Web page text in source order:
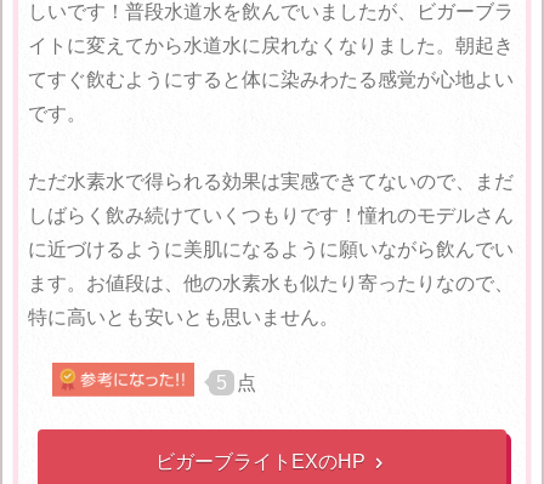
しいです！普段水道水を飲んでいましたが、ビガーブラ
イトに変えてから水道水に戻れなくなりました。朝起き
てすぐ飲むようにすると体に染みわたる感覚が心地よい
です。
ただ水素水で得られる効果は実感できてないので、まだ
しばらく飲み続けていくつもりです！憧れのモデルさん
に近づけるように美肌になるように願いながら飲んでい
ます。お値段は、他の水素水も似たり寄ったりなので、
特に高いとも安いとも思いません。
5 点
ビガーブライトEXのHP 